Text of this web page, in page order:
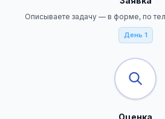
Описываете задачу — в форме, по
День 1
Оценка